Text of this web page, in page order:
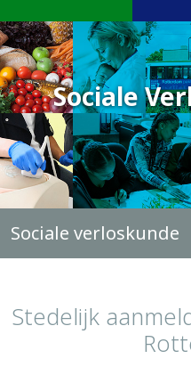
Sociale
Sociale verloskunde
Stedelijk